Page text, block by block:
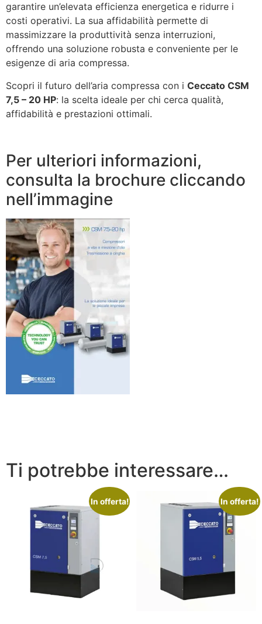
garantire un’elevata efficienza energetica e ridurre i
costi operativi. La sua affidabilità permette di
massimizzare la produttività senza interruzioni,
offrendo una soluzione robusta e conveniente per le
esigenze di aria compressa.
Scopri il futuro dell’aria compressa con i Ceccato CSM
7,5 – 20 HP: la scelta ideale per chi cerca qualità,
affidabilità e prestazioni ottimali.
Per ulteriori informazioni,
consulta la brochure cliccando
nell’immagine
Ti potrebbe interessare…
In offerta! In offerta!